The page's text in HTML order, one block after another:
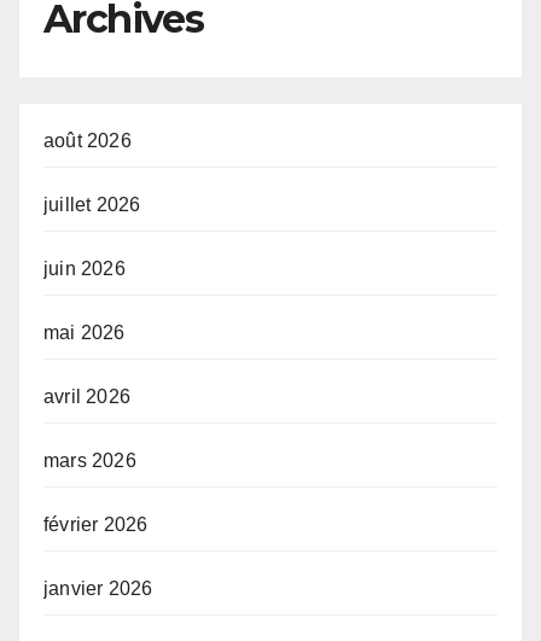
Archives
août 2026
juillet 2026
juin 2026
mai 2026
avril 2026
mars 2026
février 2026
janvier 2026